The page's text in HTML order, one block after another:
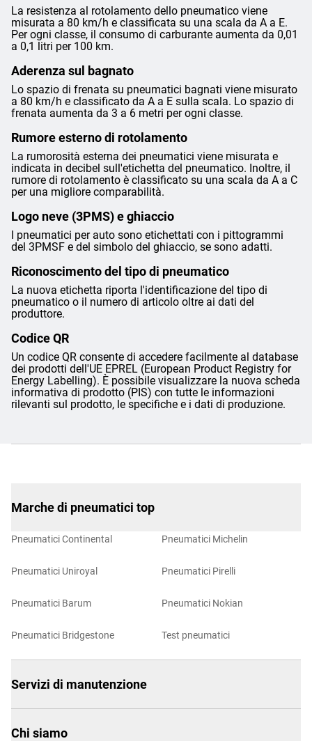
La resistenza al rotolamento dello pneumatico viene
misurata a 80 km/h e classificata su una scala da A a E.
Per ogni classe, il consumo di carburante aumenta da 0,01
a 0,1 litri per 100 km.
Aderenza sul bagnato
Lo spazio di frenata su pneumatici bagnati viene misurato
a 80 km/h e classificato da A a E sulla scala. Lo spazio di
frenata aumenta da 3 a 6 metri per ogni classe.
Rumore esterno di rotolamento
La rumorosità esterna dei pneumatici viene misurata e
indicata in decibel sull'etichetta del pneumatico. Inoltre, il
rumore di rotolamento è classificato su una scala da A a C
per una migliore comparabilità.
Logo neve (3PMS) e ghiaccio
I pneumatici per auto sono etichettati con i pittogrammi
del 3PMSF e del simbolo del ghiaccio, se sono adatti.
Riconoscimento del tipo di pneumatico
La nuova etichetta riporta l'identificazione del tipo di
pneumatico o il numero di articolo oltre ai dati del
produttore.
Codice QR
Un codice QR consente di accedere facilmente al database
dei prodotti dell'UE EPREL (European Product Registry for
Energy Labelling). È possibile visualizzare la nuova scheda
informativa di prodotto (PIS) con tutte le informazioni
rilevanti sul prodotto, le specifiche e i dati di produzione.
Marche di pneumatici top
Pneumatici Continental
Pneumatici Uniroyal
Pneumatici Barum
Pneumatici Bridgestone
Pneumatici Michelin
Pneumatici Pirelli
Pneumatici Nokian
Test pneumatici
Servizi di manutenzione
Chi siamo